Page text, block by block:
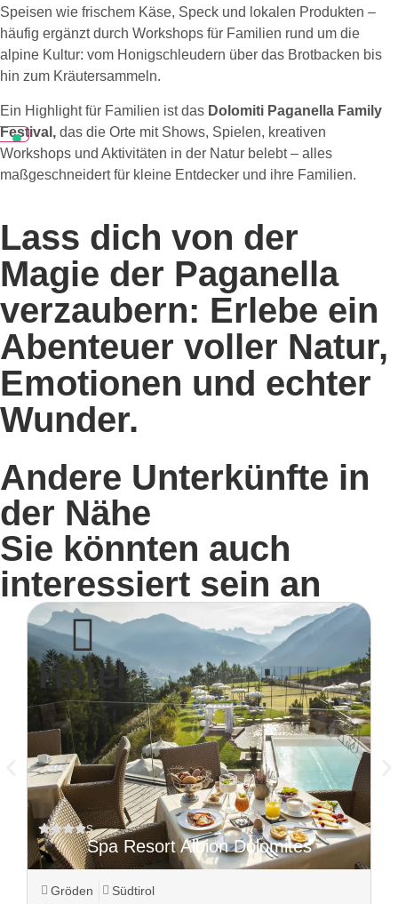
Speisen wie frischem Käse, Speck und lokalen Produkten –
häufig ergänzt durch Workshops für Familien rund um die
alpine Kultur: vom Honigschleudern über das Brotbacken bis
hin zum Kräutersammeln.
Ein Highlight für Familien ist das Dolomiti Paganella Family
Festival, das die Orte mit Shows, Spielen, kreativen
Workshops und Aktivitäten in der Natur belebt – alles
maßgeschneidert für kleine Entdecker und ihre Familien.
Lass dich von der
Magie der Paganella
verzaubern: Erlebe ein
Abenteuer voller Natur,
Emotionen und echter
Wunder.
Andere Unterkünfte in
der Nähe
Sie könnten auch
interessiert sein an
Hotel
s
Spa Resort Albion Dolomites
Gröden
Südtirol